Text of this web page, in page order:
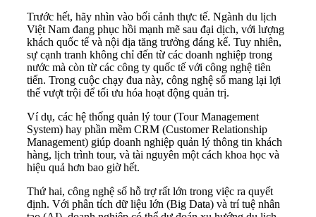
Trước hết, hãy nhìn vào bối cảnh thực tế. Ngành du lịch
Việt Nam đang phục hồi mạnh mẽ sau đại dịch, với lượng
khách quốc tế và nội địa tăng trưởng đáng kể. Tuy nhiên,
sự cạnh tranh không chỉ đến từ các doanh nghiệp trong
nước mà còn từ các công ty quốc tế với công nghệ tiên
tiến. Trong cuộc chạy đua này, công nghệ số mang lại lợi
thế vượt trội để tối ưu hóa hoạt động quản trị.
Ví dụ, các hệ thống quản lý tour (Tour Management
System) hay phần mềm CRM (Customer Relationship
Management) giúp doanh nghiệp quản lý thông tin khách
hàng, lịch trình tour, và tài nguyên một cách khoa học và
hiệu quả hơn bao giờ hết.
Thứ hai, công nghệ số hỗ trợ rất lớn trong việc ra quyết
định. Với phân tích dữ liệu lớn (Big Data) và trí tuệ nhân